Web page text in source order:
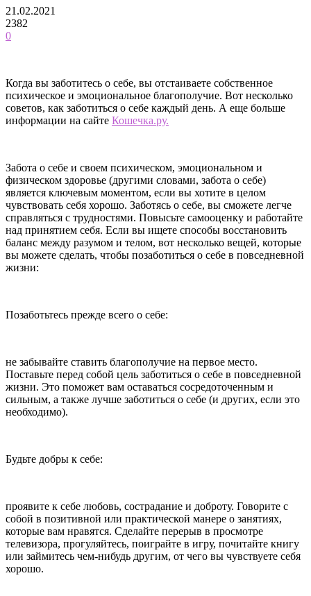
21.02.2021
2382
0
Когда вы заботитесь о себе, вы отстаиваете собственное
психическое и эмоциональное благополучие. Вот несколько
советов, как заботиться о себе каждый день. А еще больше
информации на сайте Кошечка.ру.
Забота о себе и своем психическом, эмоциональном и
физическом здоровье (другими словами, забота о себе)
является ключевым моментом, если вы хотите в целом
чувствовать себя хорошо. Заботясь о себе, вы сможете легче
справляться с трудностями. Повысьте самооценку и работайте
над принятием себя. Если вы ищете способы восстановить
баланс между разумом и телом, вот несколько вещей, которые
вы можете сделать, чтобы позаботиться о себе в повседневной
жизни:
Позаботьтесь прежде всего о себе:
не забывайте ставить благополучие на первое место.
Поставьте перед собой цель заботиться о себе в повседневной
жизни. Это поможет вам оставаться сосредоточенным и
сильным, а также лучше заботиться о себе (и других, если это
необходимо).
Будьте добры к себе:
проявите к себе любовь, сострадание и доброту. Говорите с
собой в позитивной или практической манере о занятиях,
которые вам нравятся. Сделайте перерыв в просмотре
телевизора, прогуляйтесь, поиграйте в игру, почитайте книгу
или займитесь чем-нибудь другим, от чего вы чувствуете себя
хорошо.